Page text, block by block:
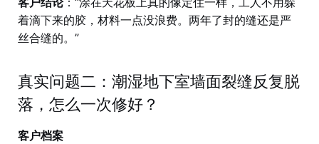
着滴下来的胶，材料一点没浪费。两年了封的缝还是严
丝合缝的。”
真实问题二：潮湿地下室墙面裂缝反复脱
落，怎么一次修好？
客户档案